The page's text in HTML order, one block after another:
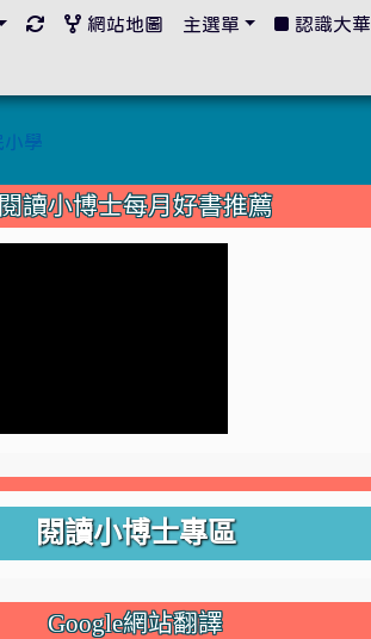
閱讀小博士每月好書推薦
閱讀小博士專區
Google網站翻譯
網站地圖 主選單 認識大華